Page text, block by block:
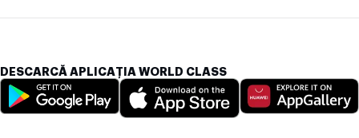
DESCARCĂ APLICAȚIA WORLD CLASS